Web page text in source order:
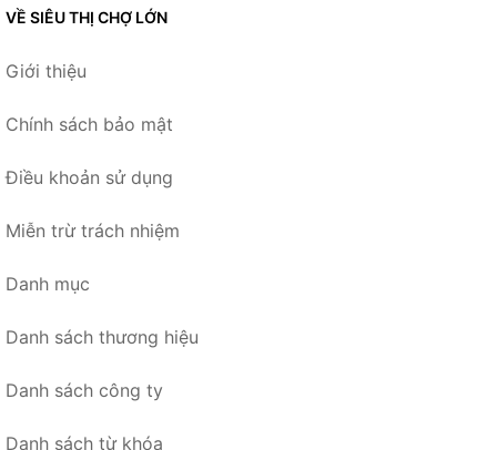
VỀ SIÊU THỊ CHỢ LỚN
Giới thiệu
Chính sách bảo mật
Điều khoản sử dụng
Miễn trừ trách nhiệm
Danh mục
Danh sách thương hiệu
Danh sách công ty
Danh sách từ khóa